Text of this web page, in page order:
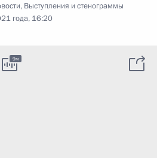
, Выступления и стенограммы
года, 16:20
9м